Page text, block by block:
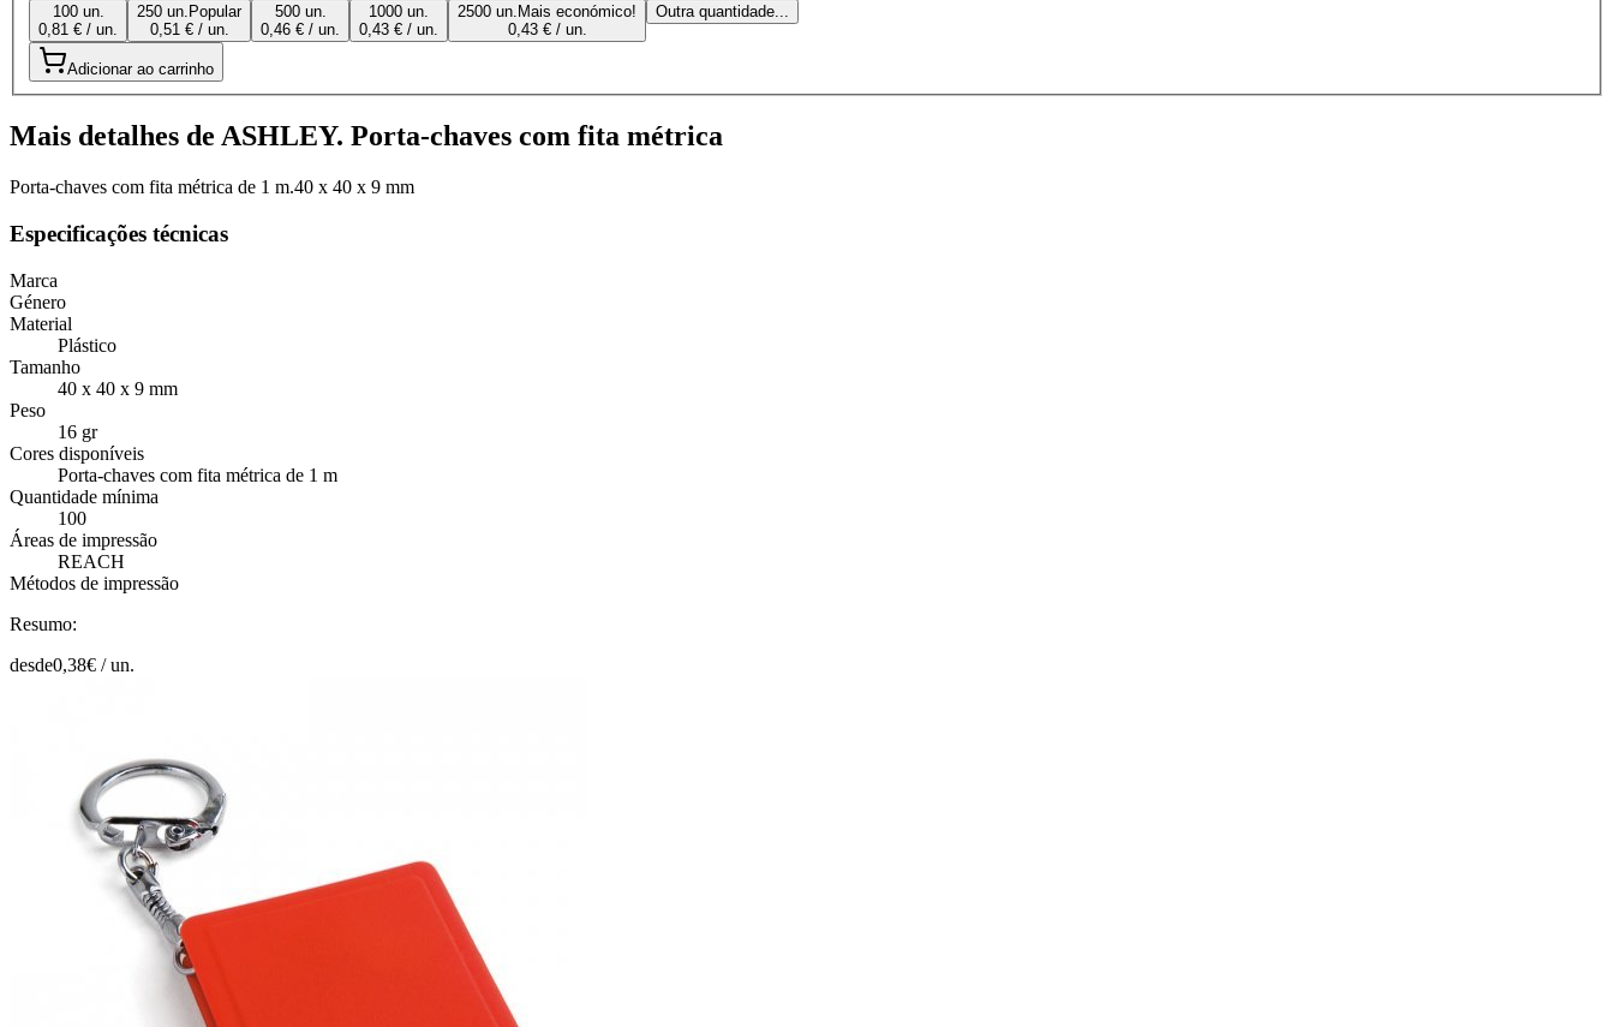
100 un.
0,81 € / un.
250 un. Popular
0,51 € / un.
500 un.
0,46 € / un.
1000 un.
0,43 € / un.
2500 un. Mais económico!
0,43 € / un.
Outra quantidade...
Adicionar ao carrinho
Mais detalhes de ASHLEY. Porta-chaves com fita métrica
Porta-chaves com fita métrica de 1 m.40 x 40 x 9 mm
Especificações técnicas
Marca
Género
Material
Plástico
Tamanho
40 x 40 x 9 mm
Peso
16 gr
Cores disponíveis
Porta-chaves com fita métrica de 1 m
Quantidade mínima
100
Áreas de impressão
REACH
Métodos de impressão
Resumo:
desde0,38€ /un.